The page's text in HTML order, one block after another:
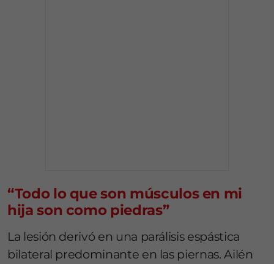
“Todo lo que son músculos en mi
hija son como piedras”
La lesión derivó en una parálisis espástica
bilateral predominante en las piernas. Ailén